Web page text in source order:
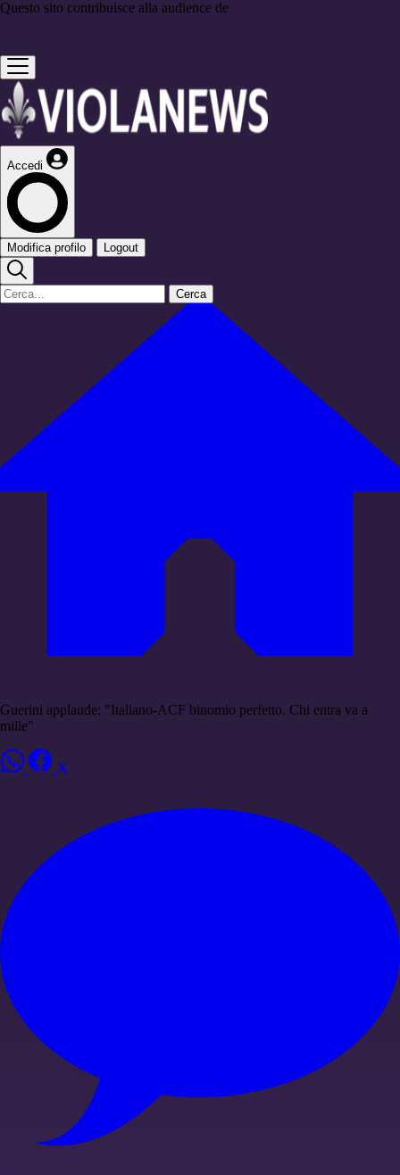
Questo sito contribuisce alla audience de
Accedi
Modifica profilo Logout
Cerca
Guerini applaude: "Italiano-ACF binomio perfetto. Chi entra va a
mille"